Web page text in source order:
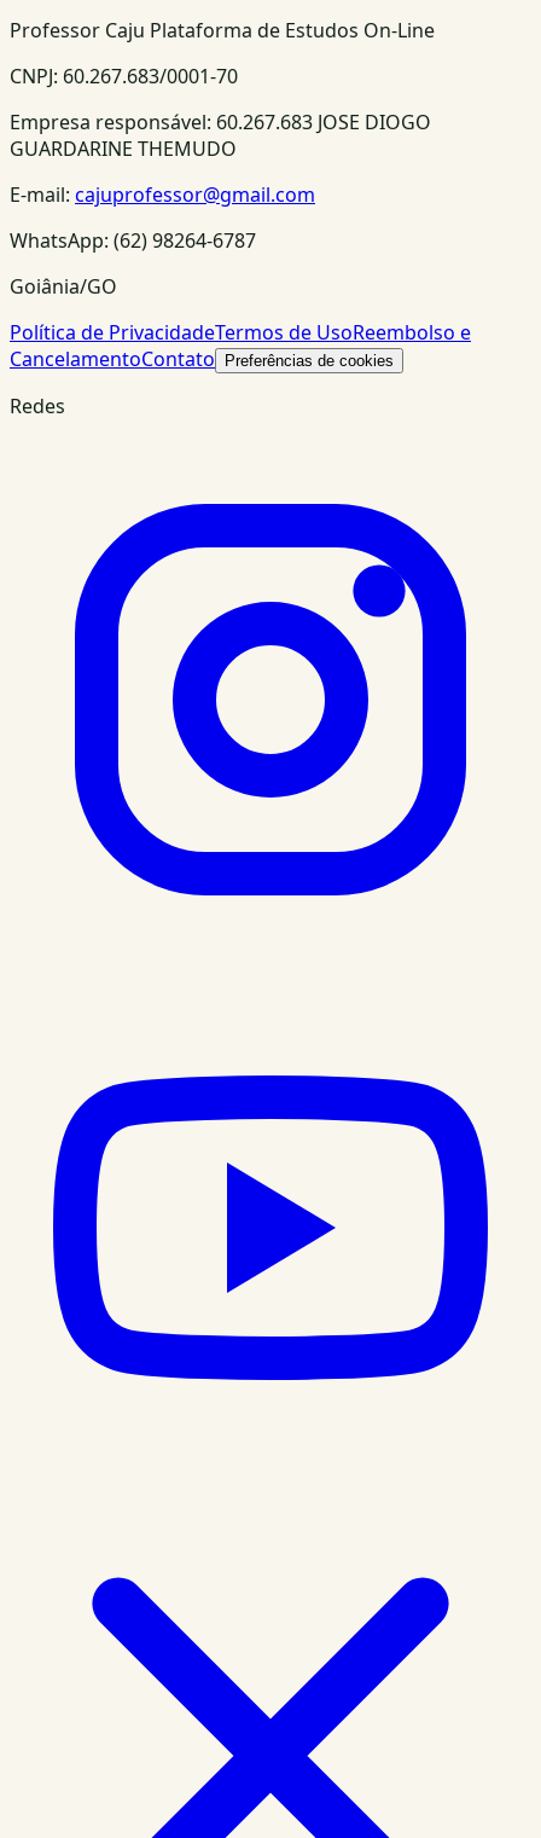
Professor Caju Plataforma de Estudos On-Line
CNPJ: 60.267.683/0001-70
Empresa responsável: 60.267.683 JOSE DIOGO
GUARDARINE THEMUDO
E-mail: cajuprofessor@gmail.com
WhatsApp: (62) 98264-6787
Goiânia/GO
Política de PrivacidadeTermos de UsoReembolso e
CancelamentoContato Preferências de cookies
Redes